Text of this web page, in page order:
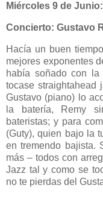
Miércoles 9 de Junio:
Concierto: Gustavo
Hacía un buen
mejores exponentes
había soñado con
tocase straightahead
Gustavo (piano) lo
la batería, Remy
bateristas; y para
(Guty), quien bajo la
en tremendo bajista.
más – todos con
Jazz tal y como se
no te pierdas del